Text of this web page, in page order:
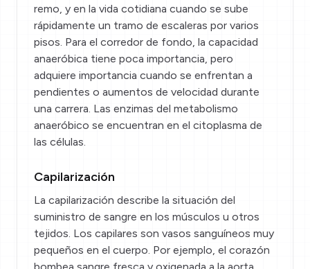
remo, y en la vida cotidiana cuando se sube
rápidamente un tramo de escaleras por varios
pisos. Para el corredor de fondo, la capacidad
anaeróbica tiene poca importancia, pero
adquiere importancia cuando se enfrentan a
pendientes o aumentos de velocidad durante
una carrera. Las enzimas del metabolismo
anaeróbico se encuentran en el citoplasma de
las células.
Capilarización
La capilarización describe la situación del
suministro de sangre en los músculos u otros
tejidos. Los capilares son vasos sanguíneos muy
pequeños en el cuerpo. Por ejemplo, el corazón